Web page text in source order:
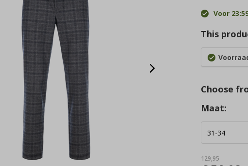
Voor
This
Choose
Maat:
129,95